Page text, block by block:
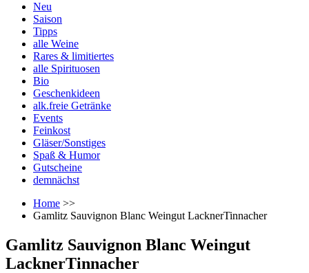
Neu
Saison
Tipps
alle Weine
Rares & limitiertes
alle Spirituosen
Bio
Geschenkideen
alk.freie Getränke
Events
Feinkost
Gläser/Sonstiges
Spaß & Humor
Gutscheine
demnächst
Home >>
Gamlitz Sauvignon Blanc Weingut LacknerTinnacher
Gamlitz Sauvignon Blanc Weingut
LacknerTinnacher